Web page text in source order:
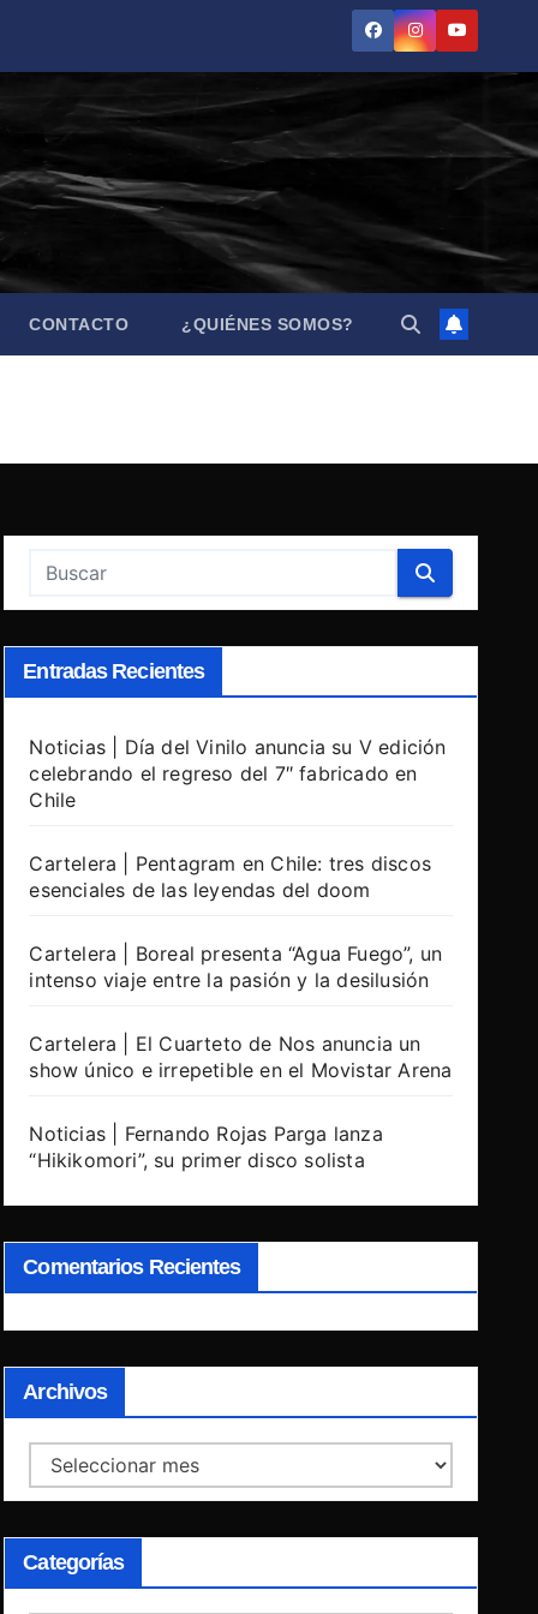
CONTACTO ¿QUIÉNES SOMOS?
Entradas Recientes
Noticias | Día del Vinilo anuncia su V edición
celebrando el regreso del 7″ fabricado en
Chile
Cartelera | Pentagram en Chile: tres discos
esenciales de las leyendas del doom
Cartelera | Boreal presenta “Agua Fuego”, un
intenso viaje entre la pasión y la desilusión
Cartelera | El Cuarteto de Nos anuncia un
show único e irrepetible en el Movistar Arena
Noticias | Fernando Rojas Parga lanza
“Hikikomori”, su primer disco solista
Comentarios Recientes
Archivos
Archivos
Categorías